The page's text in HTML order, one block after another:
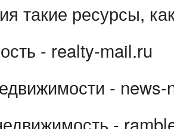
такие ресурсы,
- realty-mail.ru
- news-
-